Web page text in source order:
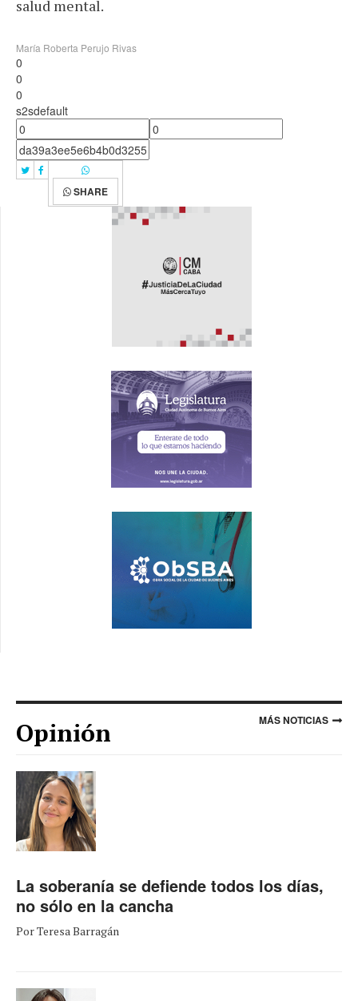
salud mental.
María Roberta Perujo Rivas
0
0
0
s2sdefault
SHARE
Opinión MÁS NOTICIAS
La soberanía se defiende todos los días,
no sólo en la cancha
Por Teresa Barragán